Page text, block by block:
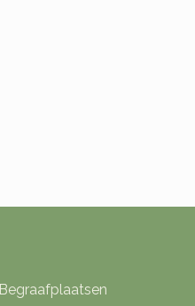
Begraafplaatsen